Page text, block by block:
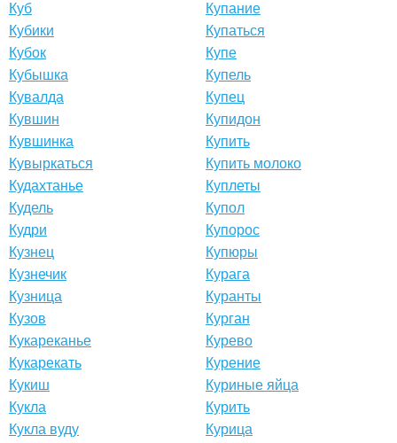
Куб
Кубики
Кубок
Кубышка
Кувалда
Кувшин
Кувшинка
Кувыркаться
Кудахтанье
Кудель
Кудри
Кузнец
Кузнечик
Кузница
Кузов
Кукареканье
Кукарекать
Кукиш
Кукла
Кукла вуду
Купание
Купаться
Купе
Купель
Купец
Купидон
Купить
Купить молоко
Куплеты
Купол
Купорос
Купюры
Курага
Куранты
Курган
Курево
Курение
Куриные яйца
Курить
Курица